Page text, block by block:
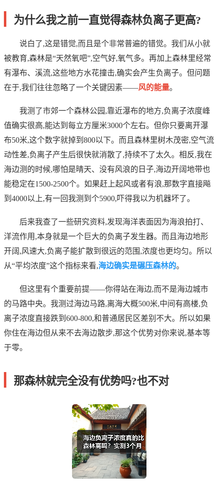
为什么我之前一直觉得森林负离子更高?
说白了,这是错觉,而且是个非常普遍的错觉。我们从小就
被教育,森林是“天然氧吧”,空气好,氧气多。再加上森林里经常
有瀑布、溪流,这些地方水花撞击,确实会产生负离子。但问题
在于,我们往往忽略了一个关键因素——风的能量。
我测了市郊一个森林公园,靠近瀑布的地方,负离子浓度峰
值确实很高,能达到每立方厘米3000个左右。但你只要离开瀑
布50米,这个数字就掉到800以下。而且森林里树木茂密,空气流
动性差,负离子产生后很快就消散了,持续不了太久。相反,我在
海边测的时候,哪怕是晴天、没有风浪的日子,海边开阔地带也
能稳定在1500-2500个。如果赶上起风或者有浪,那数字直接飚
到4000以上,有一回我测到个5900,吓得我以为机器坏了。
后来我查了一些研究资料,发现海洋表面因为海浪拍打、
洋流作用,本身就是一个巨大的负离子发生器。而且海边地形
开阔,风速大,负离子能扩散到很远的范围,浓度也更均匀。所以
从“平均浓度”这个指标来看,海边确实是碾压森林的。
但这里有个重要前提——你得站在海边,而不是海边城市
的马路中央。我测过海边马路,离海大概500米,中间有高楼,负
离子浓度直接跌到600-800,和普通居民区差别不大。所以如果
你住在海边但从来不去海边散步,那这个优势对你来说,基本等
于零。
那森林就完全没有优势吗?也不对